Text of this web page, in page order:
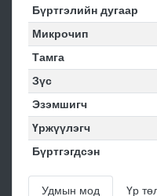
Бүртгэлийн дугаар
Микрочип
Тамга
Зүс
Эзэмшигч
Үржүүлэгч
Бүртгэгдсэн
Удмын мод Үр